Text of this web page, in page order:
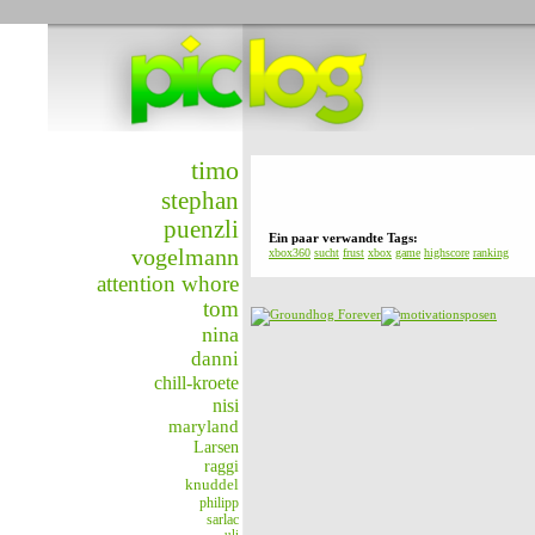
timo
stephan
puenzli
vogelmann
attention whore
tom
nina
danni
chill-kroete
nisi
maryland
Larsen
raggi
knuddel
philipp
sarlac
Ein paar verwandte Tags:
xbox360 sucht frust xbox game highscore ranking